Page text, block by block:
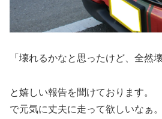
「壊れるかなと思ったけど、全然
と嬉しい報告を聞けております。
で元気に丈夫に走って欲しいなぁ。